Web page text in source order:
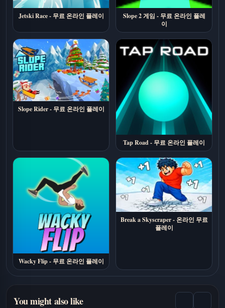
Jetski Race - 무료 온라인 플레이
Slope 2 게임 - 무료 온라인 플레
이
Slope Rider - 무료 온라인 플레이
Tap Road - 무료 온라인 플레이
Wacky Flip - 무료 온라인 플레이
Break a Skyscraper - 온라인 무료
플레이
You might also like